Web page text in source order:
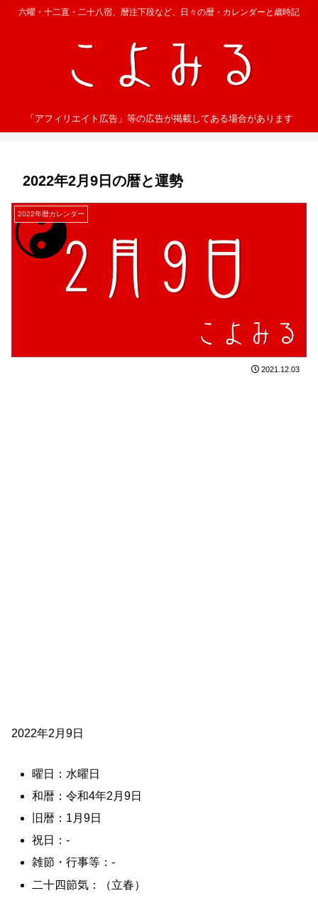
六曜・十二直・二十八宿、暦注下段など、日々の暦・カレンダーと歳時記
「アフィリエイト広告」等の広告が掲載してある場合があります
2022年2月9日の暦と運勢
2022年暦カレンダー
2021.12.03
2022年2月9日
曜日：水曜日
和暦：令和4年2月9日
旧暦：1月9日
祝日：-
雑節・行事等：-
二十四節気：（立春）